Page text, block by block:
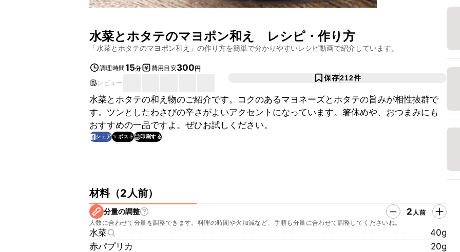
水菜とホタテのマヨポン和え レシピ・作り方
「水菜とホタテのマヨポン和え 」の作り方を簡単で分かりやすいレシピ動画で紹介しています。
調理時間15分 費用目安300円
レビュー
保存212件
水菜とホタテの和え物のご紹介です。コクのあるマヨネーズとホタテの旨みが相性抜群で
す。ツンとしたわさびの辛さがよいアクセントになっています。箸休めや、おつまみにも
おすすめの一品ですよ。ぜひお試しください。
シェア ポスト 印刷する
材料（2人前）
分量の調整 2 人前
人数に合わせて分量を調整できます。料理の時間や火加減など、手順も分量に合わせて調整してくださいね。
水菜
40g
赤パプリカ
20g